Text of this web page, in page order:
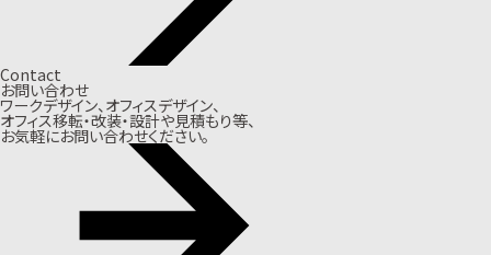
Contact
お問い合わせ
ワークデザイン、オフィスデザイン、
オフィス移転・改装・設計や見積もり等、
お気軽にお問い合わせください。